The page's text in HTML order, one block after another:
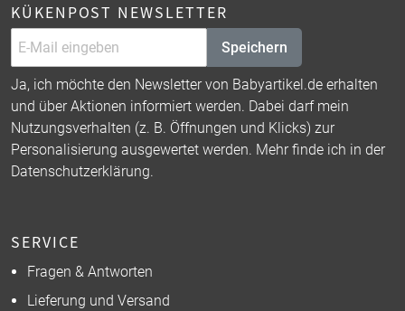
KÜKENPOST NEWSLETTER
Speichern
Ja, ich möchte den Newsletter von Babyartikel.de erhalten
und über Aktionen informiert werden. Dabei darf mein
Nutzungsverhalten (z. B. Öffnungen und Klicks) zur
Personalisierung ausgewertet werden. Mehr finde ich in der
Datenschutzerklärung.
SERVICE
Fragen & Antworten
Lieferung und Versand